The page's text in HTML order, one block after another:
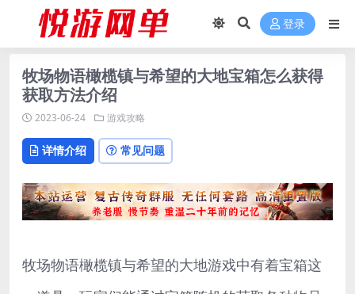
登录
牧场物语橄榄镇与希望的大地宝箱怎么获得
获取方法介绍
2023-06-24 游戏攻略
详情介绍 常见问题
牧场物语橄榄镇与希望的大地游戏中有着宝箱这